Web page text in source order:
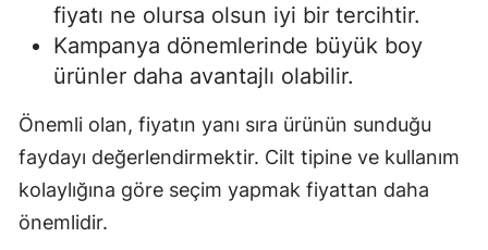
fiyatı ne olursa olsun iyi bir tercihtir.
Kampanya dönemlerinde büyük boy
ürünler daha avantajlı olabilir.
Önemli olan, fiyatın yanı sıra ürünün sunduğu
faydayı değerlendirmektir. Cilt tipine ve kullanım
kolaylığına göre seçim yapmak fiyattan daha
önemlidir.